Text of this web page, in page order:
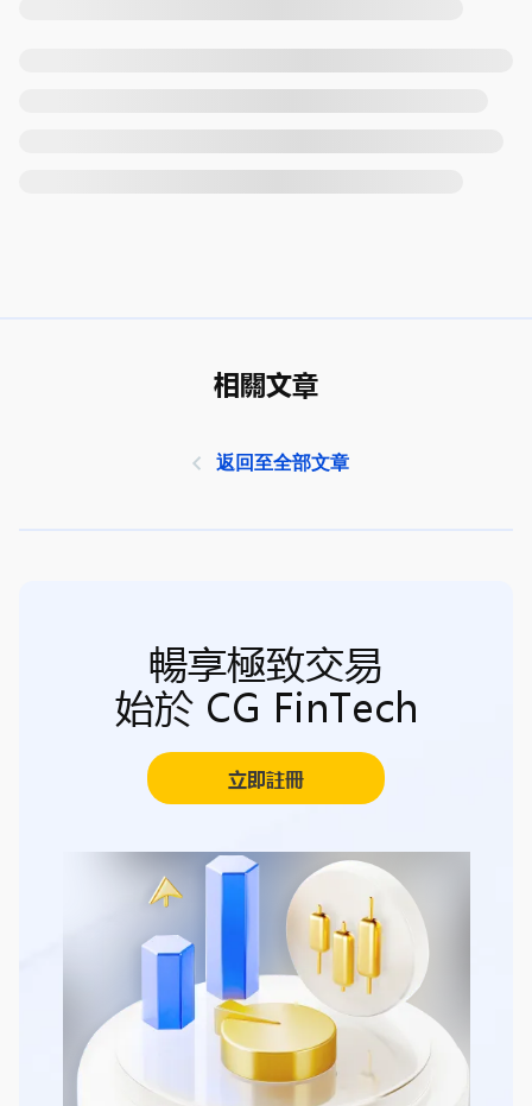
相關文章
返回至全部文章
暢享極致交易
始於 CG FinTech
立即註冊